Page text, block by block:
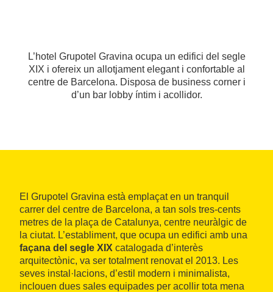
L’hotel Grupotel Gravina ocupa un edifici del segle
XIX i ofereix un allotjament elegant i confortable al
centre de Barcelona. Disposa de business corner i
d’un bar lobby íntim i acollidor.
El Grupotel Gravina està emplaçat en un tranquil
carrer del centre de Barcelona, a tan sols tres-cents
metres de la plaça de Catalunya, centre neuràlgic de
la ciutat. L’establiment, que ocupa un edifici amb una
façana del segle XIX catalogada d’interès
arquitectònic, va ser totalment renovat el 2013. Les
seves instal·lacions, d’estil modern i minimalista,
inclouen dues sales equipades per acollir tota mena